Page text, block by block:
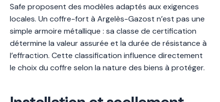
Safe proposent des modèles adaptés aux exigences
locales. Un coffre-fort à Argelès-Gazost n’est pas une
simple armoire métallique : sa classe de certification
détermine la valeur assurée et la durée de résistance à
l’effraction. Cette classification influence directement
le choix du coffre selon la nature des biens à protéger.